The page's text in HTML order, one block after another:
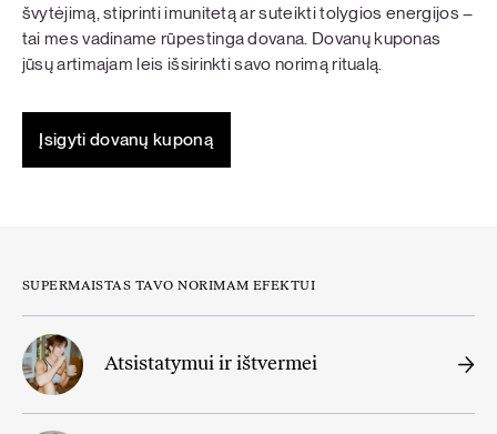
švytėjimą, stiprinti imunitetą ar suteikti tolygios energijos –
tai mes vadiname rūpestinga dovana. Dovanų kuponas
jūsų artimajam leis išsirinkti savo norimą ritualą.
Įsigyti dovanų kuponą
SUPERMAISTAS TAVO NORIMAM EFEKTUI
Atsistatymui ir ištvermei